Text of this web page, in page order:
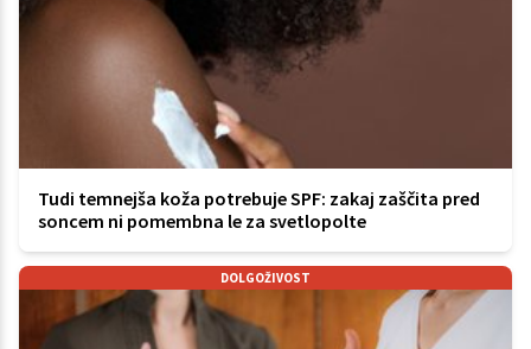
Tudi temnejša koža potrebuje SPF: zakaj zaščita pred
soncem ni pomembna le za svetlopolte
DOLGOŽIVOST